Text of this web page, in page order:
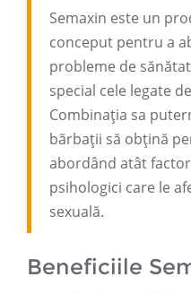
Semaxin este un
conceput pentru a
probleme de
special cele legate
Combinația sa
bărbații să obțină
abordând atât
psihologici care le
sexuală.
Beneficiile